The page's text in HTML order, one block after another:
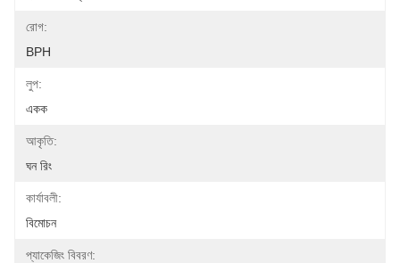
রোগ:
BPH
লুপ:
একক
আকৃতি:
ঘন রিং
কার্যাবলী:
বিমোচন
প্যাকেজিং বিবরণ: